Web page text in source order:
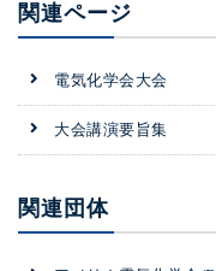
関連ページ
電気化学会大会
大会講演要旨集
関連団体